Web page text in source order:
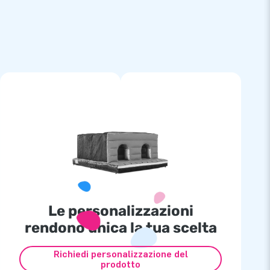
Le personalizzazioni
rendono unica la tua scelta
Richiedi personalizzazione del
prodotto